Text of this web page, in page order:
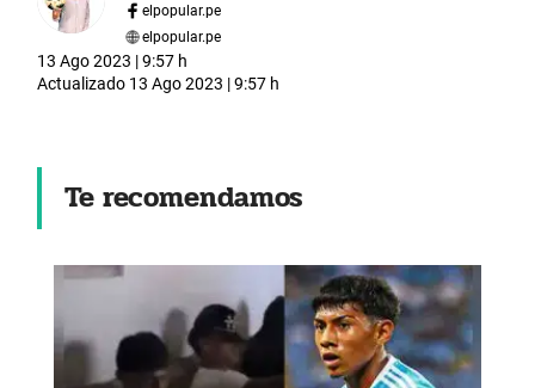
elpopular.pe
elpopular.pe
13 Ago 2023 | 9:57 h
Actualizado 13 Ago 2023 | 9:57 h
Te recomendamos